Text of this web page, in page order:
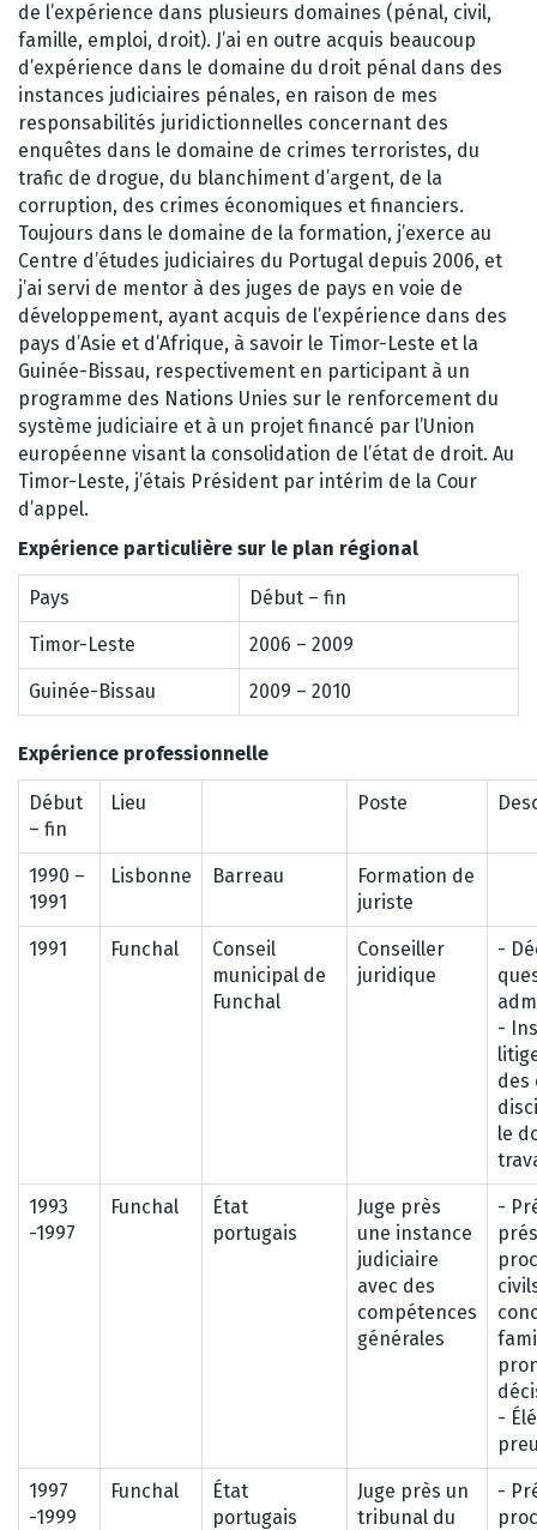
de l’expérience dans plusieurs domaines (pénal, civil,
famille, emploi, droit). J’ai en outre acquis beaucoup
d’expérience dans le domaine du droit pénal dans des
instances judiciaires pénales, en raison de mes
responsabilités juridictionnelles concernant des
enquêtes dans le domaine de crimes terroristes, du
trafic de drogue, du blanchiment d’argent, de la
corruption, des crimes économiques et financiers.
Toujours dans le domaine de la formation, j’exerce au
Centre d’études judiciaires du Portugal depuis 2006, et
j’ai servi de mentor à des juges de pays en voie de
développement, ayant acquis de l’expérience dans des
pays d’Asie et d’Afrique, à savoir le Timor-Leste et la
Guinée-Bissau, respectivement en participant à un
programme des Nations Unies sur le renforcement du
système judiciaire et à un projet financé par l’Union
européenne visant la consolidation de l’état de droit. Au
Timor-Leste, j’étais Président par intérim de la Cour
d’appel.
Expérience particulière sur le plan régional
Pays Début – fin
Timor-Leste 2006 – 2009
Guinée-Bissau 2009 – 2010
Expérience professionnelle
Début
– fin
Lieu Poste
1990 –
1991
Lisbonne Barreau
Formation de
juriste
1991 Funchal
Conseil
municipal de
Funchal
Conseiller
juridique
-
-
des
le
1993
-1997
Funchal
État
portugais
Juge près
une instance
judiciaire
avec des
compétences
générales
-
-
1997
-1999
Funchal
État
portugais
Juge près un
tribunal du
-